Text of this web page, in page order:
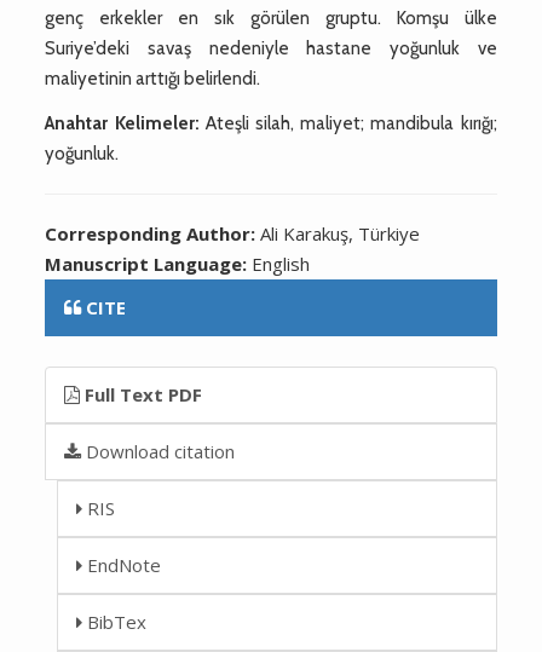
genç erkekler en sık görülen gruptu. Komşu ülke
Suriye’deki savaş nedeniyle hastane yoğunluk ve
maliyetinin arttığı belirlendi.
Anahtar Kelimeler: Ateşli silah, maliyet; mandibula kırığı;
yoğunluk.
Corresponding Author:Ali Karakuş, Türkiye
Manuscript Language: English
CITE
Full Text PDF
Download citation
RIS
EndNote
BibTex